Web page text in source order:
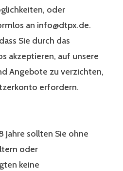
oder
an info@dtpx.de.
Sie durch das
akzeptieren, auf unsere
Angebote zu verzichten,
erfordern.
Jahre sollten Sie ohne
oder
keine